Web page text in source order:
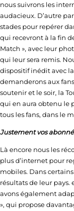
nous suivrons les
audacieux. D’autre
stades pour repérer
qui recevront à la fin
Match », avec leur
qui leur sera remis.
dispositif inédit avec
demanderons aux
soutenir et le soir, la
qui en aura obtenu le
tous les fans, dans le
Justement vos
Là encore nous les
plus d’internet pour
mobiles. Dans
résultats de leur pays.
avons également
», qui propose